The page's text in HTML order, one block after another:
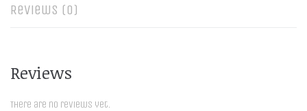
Reviews (0)
Reviews
There are no reviews yet.